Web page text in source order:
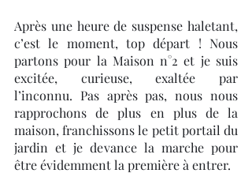
Après une heure de suspense haletant,
c’est le moment, top départ ! Nous
partons pour la Maison n°2 et je suis
excitée, curieuse, exaltée par
l’inconnu. Pas après pas, nous nous
rapprochons de plus en plus de la
maison, franchissons le petit portail du
jardin et je devance la marche pour
être évidemment la première à entrer.